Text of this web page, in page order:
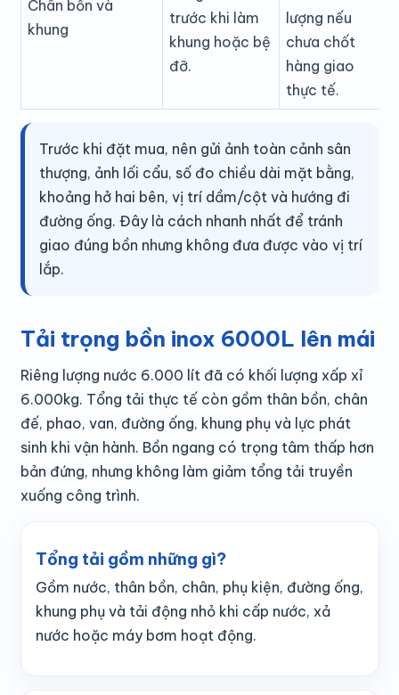
Chân bồn và
khung
trước khi làm
khung hoặc bệ
đỡ.
lượng nếu
chưa chốt
hàng giao
thực tế.
Trước khi đặt mua, nên gửi ảnh toàn cảnh sân
thượng, ảnh lối cẩu, số đo chiều dài mặt bằng,
khoảng hở hai bên, vị trí dầm/cột và hướng đi
đường ống. Đây là cách nhanh nhất để tránh
giao đúng bồn nhưng không đưa được vào vị trí
lắp.
Tải trọng bồn inox 6000L lên mái
Riêng lượng nước 6.000 lít đã có khối lượng xấp xỉ
6.000kg. Tổng tải thực tế còn gồm thân bồn, chân
đế, phao, van, đường ống, khung phụ và lực phát
sinh khi vận hành. Bồn ngang có trọng tâm thấp hơn
bản đứng, nhưng không làm giảm tổng tải truyền
xuống công trình.
Tổng tải gồm những gì?
Gồm nước, thân bồn, chân, phụ kiện, đường ống,
khung phụ và tải động nhỏ khi cấp nước, xả
nước hoặc máy bơm hoạt động.